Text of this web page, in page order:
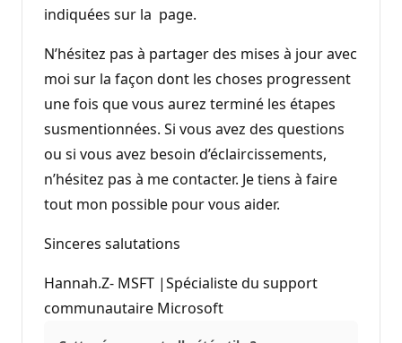
indiquées sur la page.
N’hésitez pas à partager des mises à jour avec
moi sur la façon dont les choses progressent
une fois que vous aurez terminé les étapes
susmentionnées. Si vous avez des questions
ou si vous avez besoin d’éclaircissements,
n’hésitez pas à me contacter. Je tiens à faire
tout mon possible pour vous aider.
Sinceres salutations
Hannah.Z- MSFT |Spécialiste du support
communautaire Microsoft